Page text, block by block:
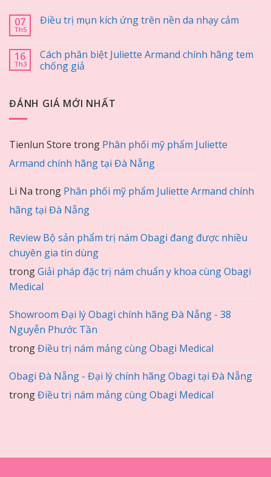
07
Th5
Điều trị mụn kích ứng trên nền da nhạy cảm
16
Th3
Cách phân biệt Juliette Armand chính hãng tem
chống giả
ĐÁNH GIÁ MỚI NHẤT
Tienlun Store trong Phân phối mỹ phẩm Juliette
Armand chính hãng tại Đà Nẵng
Li Na trong Phân phối mỹ phẩm Juliette Armand chính
hãng tại Đà Nẵng
Review Bộ sản phẩm trị nám Obagi đang được nhiều
chuyên gia tin dùng
trongGiải pháp đặc trị nám chuẩn y khoa cùng Obagi
Medical
Showroom Đại lý Obagi chính hãng Đà Nẵng - 38
Nguyễn Phước Tần
trongĐiều trị nám mảng cùng Obagi Medical
Obagi Đà Nẵng - Đại lý chính hãng Obagi tại Đà Nẵng
trongĐiều trị nám mảng cùng Obagi Medical